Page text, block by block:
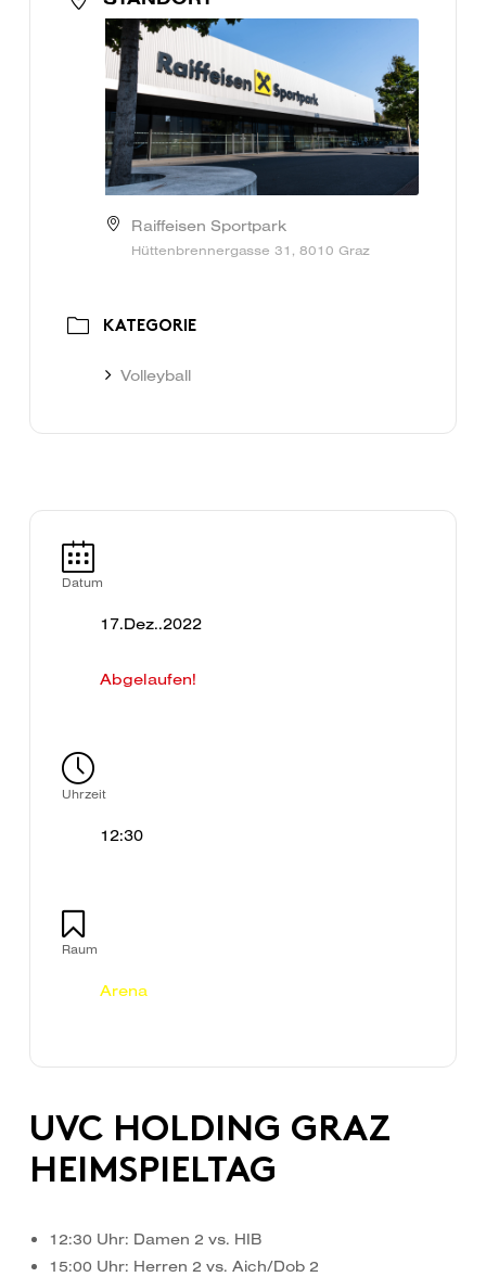
Raiffeisen Sportpark
Hüttenbrennergasse 31, 8010 Graz
KATEGORIE
Volleyball
Datum
17.Dez..2022
Abgelaufen!
Uhrzeit
12:30
Raum
Arena
UVC HOLDING GRAZ
HEIMSPIELTAG
12:30 Uhr: Damen 2 vs. HIB
15:00 Uhr: Herren 2 vs. Aich/Dob 2